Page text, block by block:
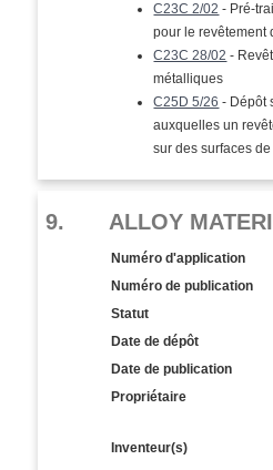
C23C 2/02 - Pré-
pour le revêtement
C23C 28/02 -
métalliques
C25D 5/26 - Dépôt
auxquelles un
sur des surfaces
9. ALLOY
Numéro d'application
Numéro de publication
Statut
Date de dépôt
Date de publication
Propriétaire
Inventeur(s)